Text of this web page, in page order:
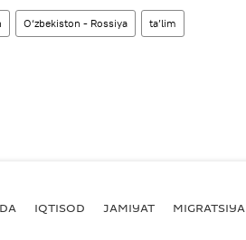
O‘zbekiston - Rossiya ta’lim
IQTISOD JAMIYAT MIGRATSIYA